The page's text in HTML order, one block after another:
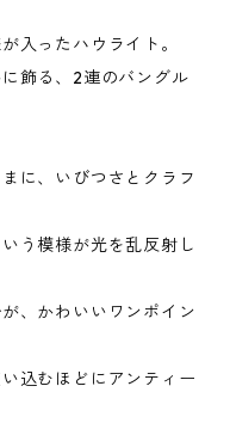
入ったハウライト。
飾る、2連のバングル
に、いびつさとクラフ
う模様が光を乱反射し
、かわいいワンポイン
込むほどにアンティー